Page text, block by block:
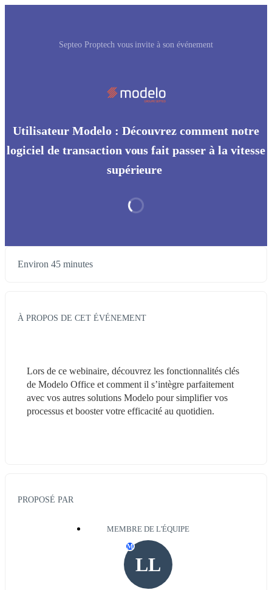
Septeo Proptech vous invite à son événement
Utilisateur Modelo : Découvrez comment notre
logiciel de transaction vous fait passer à la vitesse
supérieure
Environ 45 minutes
À PROPOS DE CET ÉVÉNEMENT
Lors de ce webinaire, découvrez les fonctionnalités clés
de Modelo Office et comment il s’intègre parfaitement
avec vos autres solutions Modelo pour simplifier vos
processus et booster votre efficacité au quotidien.
PROPOSÉ PAR
MEMBRE DE L'ÉQUIPE
LL
M